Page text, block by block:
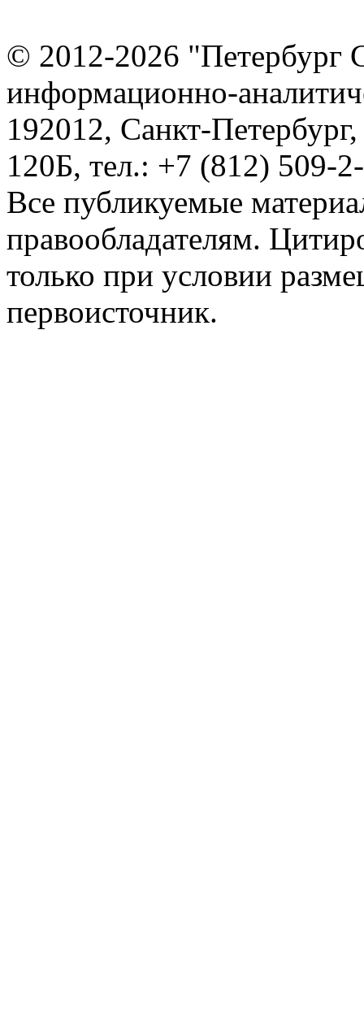
© 2012-2026 "Петербург
информационно-
192012, Санкт-
120Б, тел.: +7 (812) 509-
Все публикуемые
правообладателям.
только при условии
первоисточник.